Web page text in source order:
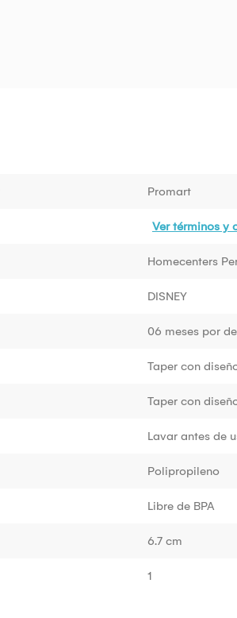
Promart
Ver términos y
Homecenters
DISNEY
06 meses por
Taper con
Taper con
Lavar antes de
Polipropileno
Libre de BPA
6.7 cm
1